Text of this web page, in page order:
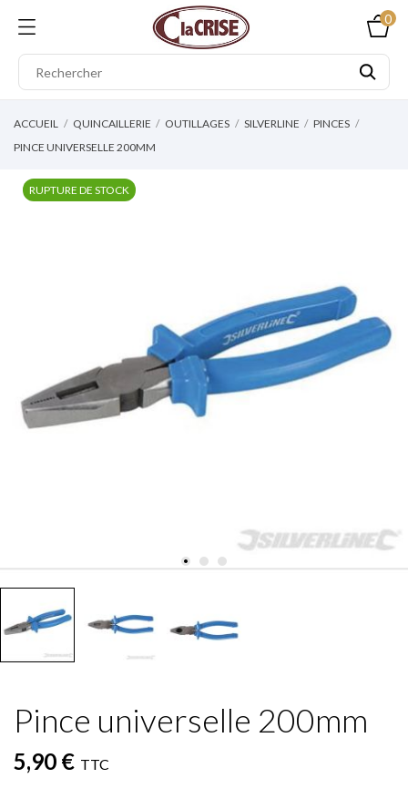
0
ACCUEIL QUINCAILLERIE OUTILLAGES SILVERLINE
PINCES
PINCE UNIVERSELLE 200MM
RUPTURE DE STOCK
Pince universelle 200mm
5,90 € TTC